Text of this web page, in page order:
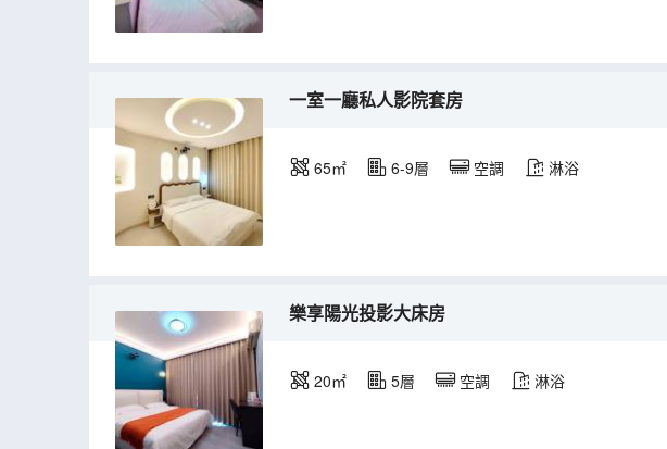
一室一廳私人影院套房
65㎡ 6-9層 空調 淋浴
樂享陽光投影大床房
20㎡ 5層 空調 淋浴